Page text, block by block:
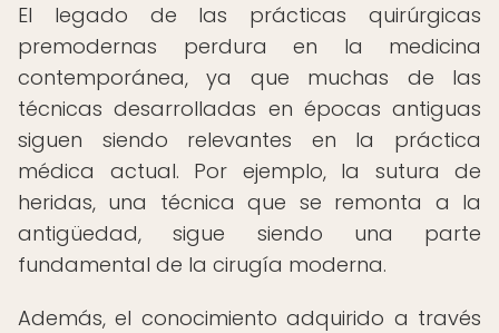
El legado de las prácticas quirúrgicas
premodernas perdura en la medicina
contemporánea, ya que muchas de las
técnicas desarrolladas en épocas antiguas
siguen siendo relevantes en la práctica
médica actual. Por ejemplo, la sutura de
heridas, una técnica que se remonta a la
antigüedad, sigue siendo una parte
fundamental de la cirugía moderna.
Además, el conocimiento adquirido a través